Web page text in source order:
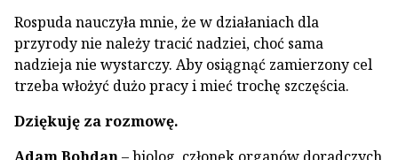
Rospuda nauczyła mnie, że w działaniach dla
przyrody nie należy tracić nadziei, choć sama
nadzieja nie wystarczy. Aby osiągnąć zamierzony cel
trzeba włożyć dużo pracy i mieć trochę szczęścia.
Dziękuję za rozmowę.